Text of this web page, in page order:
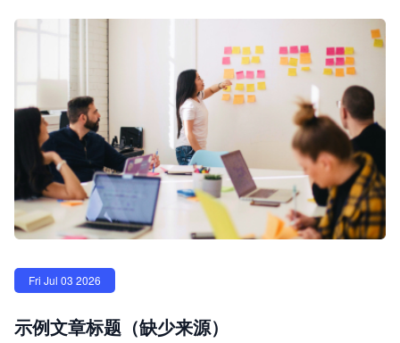
Fri Jul 03 2026
示例文章标题（缺少来源）